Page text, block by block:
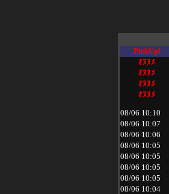
PickUp!
ｵﾇﾇﾒ
ｵﾇﾇﾒ
ｵﾇﾇﾒ
ｵﾇﾇﾒ
08/06 10:10
08/06 10:07
08/06 10:06
08/06 10:05
08/06 10:05
08/06 10:05
08/06 10:05
08/06 10:04